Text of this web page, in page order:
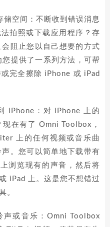
空间：不断收到错误消息
拍照或下载应用程序？存
阻止您以自己想要的方式
提供了一系列方法，可帮
完全擦除 iPhone 或 iPad
iPhone：对 iPhone 上的
在有了 Omni Toolbox，
上的任何视频或音乐曲
。您可以简单地下载带有
浏览现有的声音，然后将
iPad 上。这是您不想错过
。
声或音乐：Omni Toolbox